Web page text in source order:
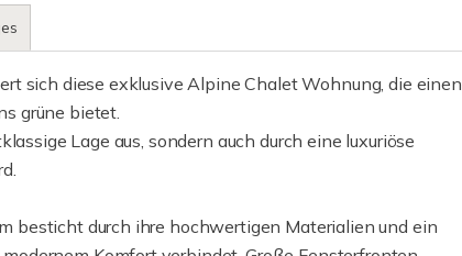
sich diese exklusive Alpine Chalet Wohnung, die einen
grüne bietet.
Lage aus, sondern auch durch eine luxuriöse
besticht durch ihre hochwertigen Materialien und ein